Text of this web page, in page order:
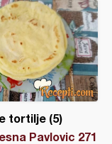
tortilje (5)
Pavlovic 271